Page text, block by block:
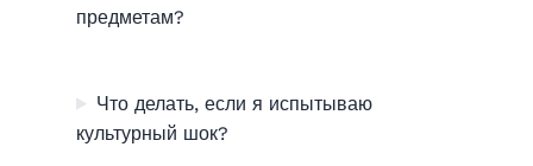
предметам?
Что делать, если я испытываю
культурный шок?